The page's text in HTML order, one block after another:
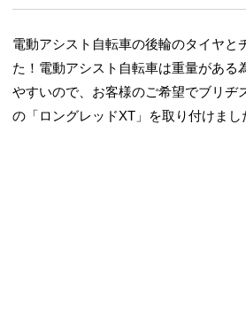
電動アシスト自転車の後輪のタイヤと
た！電動アシスト自転車は重量がある
やすいので、お客様のご希望でブリヂ
の「ロングレッドXT」を取り付けまし